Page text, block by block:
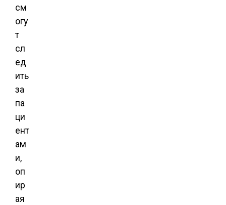
см
огу
т
сл
ед
ить
за
па
ци
ент
ам
и,
оп
ир
ая